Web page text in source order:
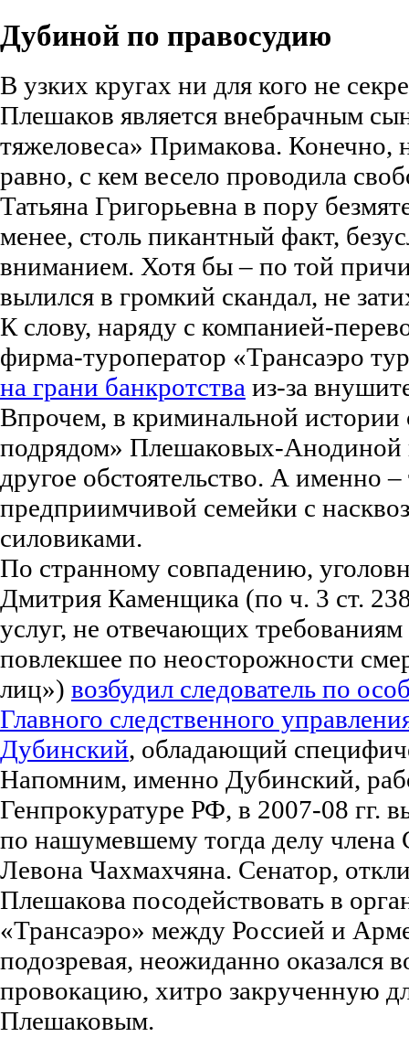
Дубиной по правосудию
В узких кругах ни для кого не
Плешаков является внебрачным
тяжеловеса» Примакова. Конечно,
равно, с кем весело проводила
Татьяна Григорьевна в пору
менее, столь пикантный факт,
вниманием. Хотя бы – по той
вылился в громкий скандал, не
К слову, наряду с компанией-
фирма-туроператор «Трансаэро
на грани банкротства из-за
Впрочем, в криминальной
подрядом» Плешаковых-Анодиной
другое обстоятельство. А именно –
предприимчивой семейки с
силовиками.
По странному совпадению,
Дмитрия Каменщика (по ч. 3 ст.
услуг, не отвечающих требованиям
повлекшее по неосторожности
лиц») возбудил следователь по
Главного следственного
Дубинский, обладающий
Напомним, именно Дубинский,
Генпрокуратуре РФ, в 2007-08 гг.
по нашумевшему тогда делу члена
Левона Чахмахчяна. Сенатор,
Плешакова посодействовать в
«Трансаэро» между Россией и
подозревая, неожиданно оказался
провокацию, хитро закрученную
Плешаковым.